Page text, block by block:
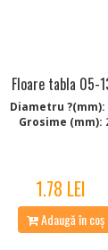
Floare tabla 05-
Diametru ?(mm):
Grosime (mm):
1.78 LEI
Adaugă în coș